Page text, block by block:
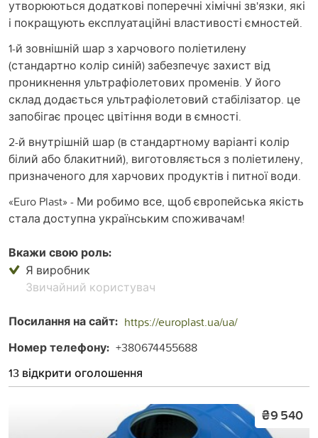
утворюються додаткові поперечні хімічні зв'язки, які
і покращують експлуатаційні властивості ємностей.
1-й зовнішній шар з харчового поліетилену
(стандартно колір синій) забезпечує захист від
проникнення ультрафіолетових променів. У його
склад додається ультрафіолетовий стабілізатор. це
запобігає процес цвітіння води в ємності.
2-й внутрішній шар (в стандартному варіанті колір
білий або блакитний), виготовляється з поліетилену,
призначеного для харчових продуктів і питної води.
«Euro Plast» - Ми робимо все, щоб європейська якість
стала доступна українським споживачам!
Вкажи свою роль:
Я виробник
Звичайний користувач
Посилання на сайт: https://europlast.ua/ua/
Номер телефону: +380674455688
13 відкрити оголошення
₴9 540